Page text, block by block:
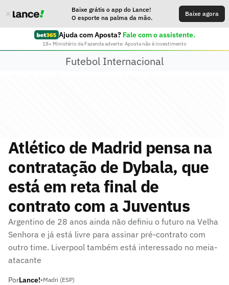
Baixe grátis o app do Lance!
O esporte na palma da mão.
Baixe agora
Ajuda com Aposta? Fale com o assistente.
18+ Ministério da Fazenda adverte: Aposta não é investimento
Futebol Internacional
Atlético de Madrid pensa na
contratação de Dybala, que
está em reta final de
contrato com a Juventus
Argentino de 28 anos ainda não definiu o futuro na Velha
Senhora e já está livre para assinar pré-contrato com
outro time. Liverpool também está interessado no meia-
atacante
PorLance!•Madri (ESP)